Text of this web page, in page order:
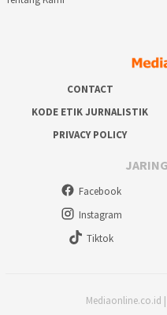
CONTACT
KODE ETIK JURNALISTIK
PRIVACY POLICY
Facebook
Instagram
Tiktok
Mediaonline.co.id